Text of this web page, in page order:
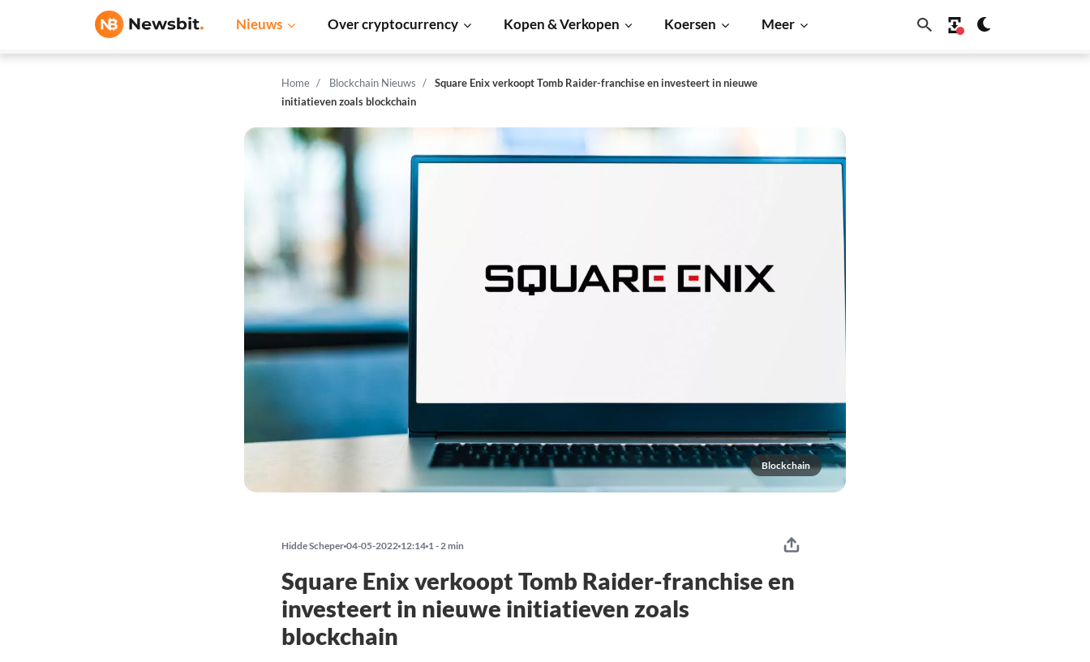
Nieuws Over cryptocurrency Kopen & Verkopen Koersen Meer
Home Blockchain Nieuws
Square Enix verkoopt Tomb Raider-franchise en investeert in nieuwe
initiatieven zoals blockchain
Blockchain
Hidde Scheper 04-05-2022 12:14 1 - 2 min
Square Enix verkoopt Tomb Raider-franchise en
investeert in nieuwe initiatieven zoals
blockchain